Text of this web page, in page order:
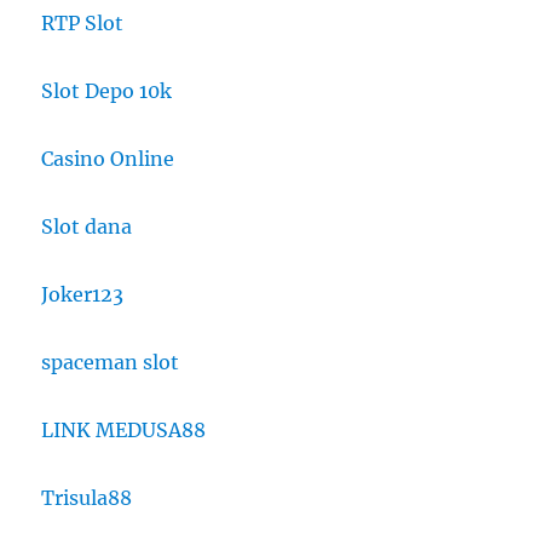
RTP Slot
Slot Depo 10k
Casino Online
Slot dana
Joker123
spaceman slot
LINK MEDUSA88
Trisula88